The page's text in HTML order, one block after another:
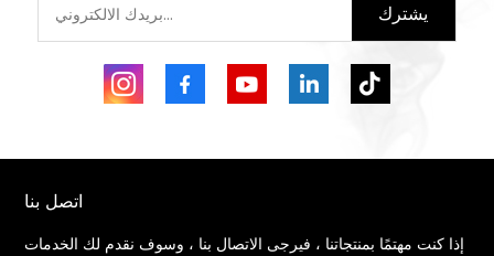
يشترك
اتصل بنا
إذا كنت مهتمًا بمنتجاتنا ، فيرجى الاتصال بنا ، وسوف نقدم لك الخدمات